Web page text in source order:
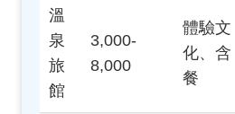
溫
泉
旅
館
3,000-
8,000
體驗文
化、含
餐